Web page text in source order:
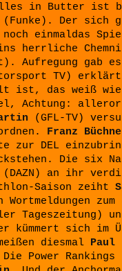
in Butter ist
(Funke). Der sich
einmaldas
ins herrliche
Aufregung gab
TV) erklärt,
ist, das weiß
Achtung:
(GFL-TV)
Franz
zur DEL
Die six
(DAZN) an ihr
Saison zeiht
Tageszeitung)
sich im
diesmal Paul
Power